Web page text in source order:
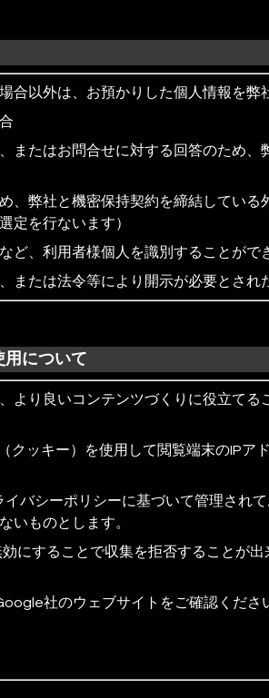
合以外は、お預かりした個人情報を弊
またはお問合せに対する回答のため
、弊社と機密保持契約を締結してい
定を行ないます）
ど、利用者様個人を識別することが
または法令等により開示が必要とされ
用について
より良いコンテンツづくりに役立て
ッキー）を使用して閲覧端末のIPア
バシーポリシーに基づいて管理され
いものとします。
にすることで収集を拒否することが
社のウェブサイトをご確認くださ